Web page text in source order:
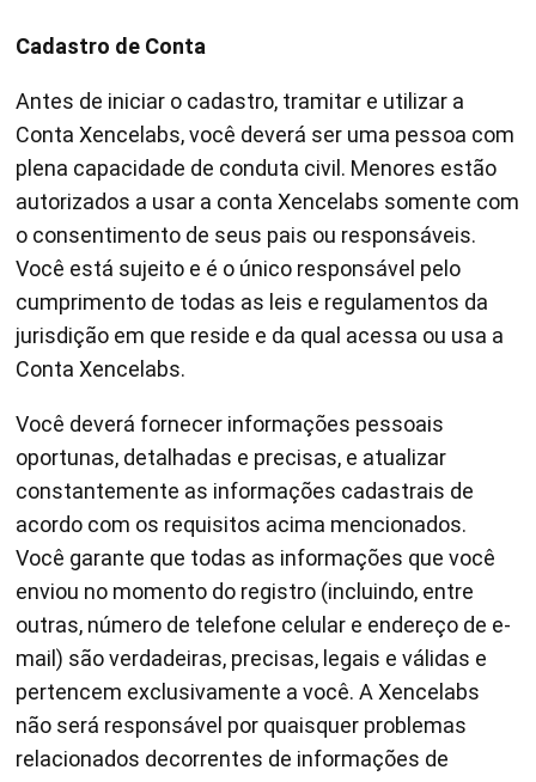
Cadastro de Conta
Antes de iniciar o cadastro, tramitar e utilizar a
Conta Xencelabs, você deverá ser uma pessoa com
plena capacidade de conduta civil. Menores estão
autorizados a usar a conta Xencelabs somente com
o consentimento de seus pais ou responsáveis.
Você está sujeito e é o único responsável pelo
cumprimento de todas as leis e regulamentos da
jurisdição em que reside e da qual acessa ou usa a
Conta Xencelabs.
Você deverá fornecer informações pessoais
oportunas, detalhadas e precisas, e atualizar
constantemente as informações cadastrais de
acordo com os requisitos acima mencionados.
Você garante que todas as informações que você
enviou no momento do registro (incluindo, entre
outras, número de telefone celular e endereço de e-
mail) são verdadeiras, precisas, legais e válidas e
pertencem exclusivamente a você. A Xencelabs
não será responsável por quaisquer problemas
relacionados decorrentes de informações de